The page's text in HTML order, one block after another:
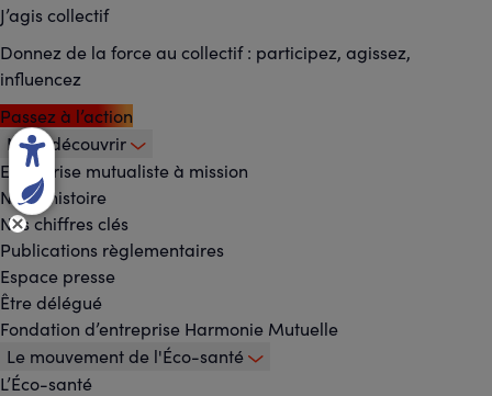
J’agis collectif
Donnez de la force au collectif : participez, agissez,
influencez
Passez à l’action
Footer
-
Menu
principal
Nous découvrir
Entreprise mutualiste à mission
Notre histoire
Nos chiffres clés
Publications règlementaires
Espace presse
Être délégué
Fondation d’entreprise Harmonie Mutuelle
Le mouvement de l'Éco-santé
L’Éco-santé